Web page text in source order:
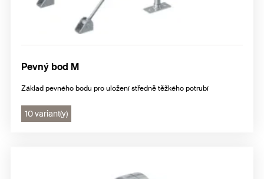
Pevný bod M
Základ pevného bodu pro uložení středně těžkého potrubí
10 variant(y)